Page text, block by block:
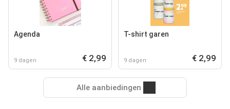
Agenda
9 dagen € 2,99
T-shirt garen
9 dagen € 2,99
Alle aanbiedingen